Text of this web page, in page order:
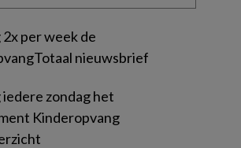
per week de
nieuwsbrief
zondag het
Kinderopvang